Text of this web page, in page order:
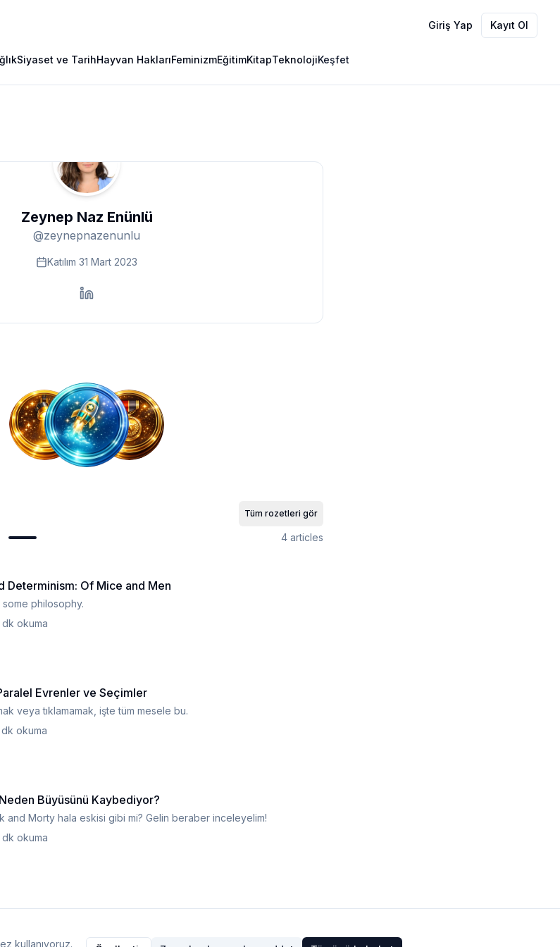
Giriş Yap Kayıt Ol
Siyaset ve TarihHayvan HaklarıFeminizmEğitimKitapTeknolojiKeşfet
Zeynep Naz Enünlü
@zeynepnazenunlu
Katılım 31 Mart 2023
Tüm rozetleri gör
4 articles
Determinism: Of Mice and Men
philosophy.
okuma
Evrenler ve Seçimler
veya tıklamamak, işte tüm mesele bu.
okuma
Büyüsünü Kaybediyor?
and Morty hala eskisi gibi mi? Gelin beraber inceleyelim!
okuma
kullanıyoruz.